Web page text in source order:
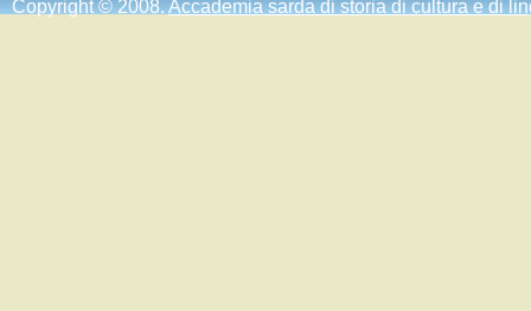
Copyright © 2008.Accademia sarda di storia di cultura e di